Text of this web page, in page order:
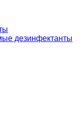
дезинфектанты